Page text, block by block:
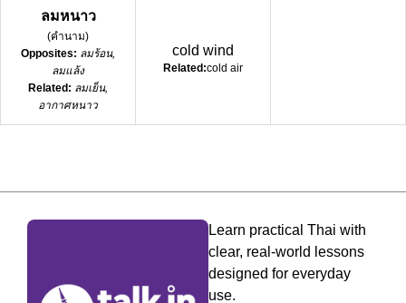
ลมหนาว
(คำนาม)
Opposites: ลมร้อน,
ลมแล้ง
Related: ลมเย็น,
อากาศหนาว
cold wind
Related:cold air
Learn practical Thai with
clear, real-world lessons
designed for everyday
use.